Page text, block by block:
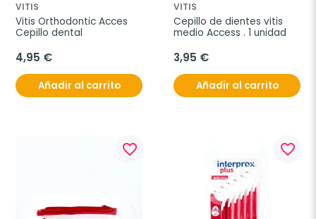
VITIS
Vitis Orthodontic Acces
Cepillo dental
4,95 €
Añadir al carrito
VITIS
Cepillo de dientes vitis
medio Access . 1 unidad
3,95 €
Añadir al carrito
favorite_border favorite_border